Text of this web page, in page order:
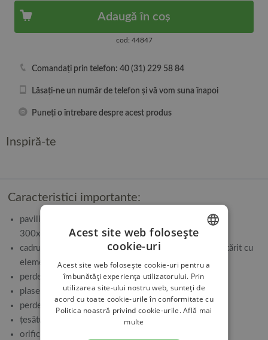
Adaugă în coș
cod: 44847
Comandați prin telefon: 40 (31) 229 58 84
Lăsați-ne un număr de telefon și vă vom suna înapoi
Puneți o întrebare despre acest produs
Inspiră-te
Caracteristici importante:
pavilion de grădină cu dimensiuni (lungime/lățime):
300x300cm
cadru din aluminiu rezistent la coroziune și durabil, întărit cu
elemente de susținere din oțel
perdelele oferă intimitate
plase de țânțari pentru protecția împotriva insectelor
perdele și plase de țânțari închise cu fermoar
țesătură impermeabilă, rezistentă la UV
orificiu practic de ventilație în acoperiș
CZECH
GERMAN
SLOVAK
Acest site web folosește
cookie-uri
Acest site web folosește cookie-uri pentru a
îmbunătăți experiența utilizatorului. Prin
utilizarea site-ului nostru web, sunteți de
acord cu toate cookie-urile în conformitate cu
Politica noastră privind cookie-urile.Află mai
multe